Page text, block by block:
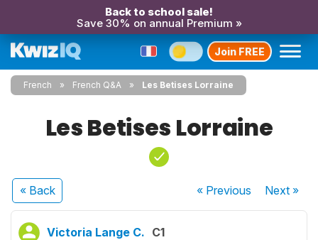
Back to school sale!
Save 30% on annual Premium »
Join FREE
French French Q&A Les Betises Lorraine
Les Betises Lorraine
« Back « Previous Next»
Victoria Lange C. C1